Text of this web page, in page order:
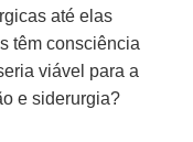
até elas
têm consciência
viável para a
e siderurgia?